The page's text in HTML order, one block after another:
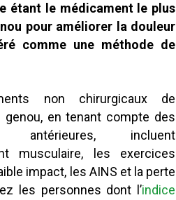
étant le médicament le plus
pour améliorer la douleur
comme une méthode de
non chirurgicaux de
genou, en tenant compte des
antérieures, incluent
musculaire, les exercices
impact, les AINS et la perte
les personnes dont l’indice